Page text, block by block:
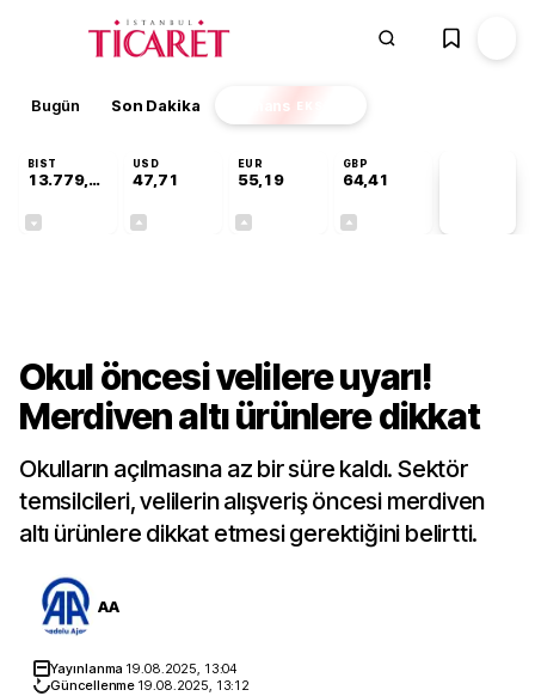
Bugün Son Dakika Finans EKSTRA
BIST
13.779,39
USD
47,71
EUR
55,19
GBP
64,41
Okul öncesi velilere uyarı!
Merdiven altı ürünlere dikkat
Okulların açılmasına az bir süre kaldı. Sektör
temsilcileri, velilerin alışveriş öncesi merdiven
altı ürünlere dikkat etmesi gerektiğini belirtti.
AA
Yayınlanma 19.08.2025, 13:04
Güncellenme 19.08.2025, 13:12